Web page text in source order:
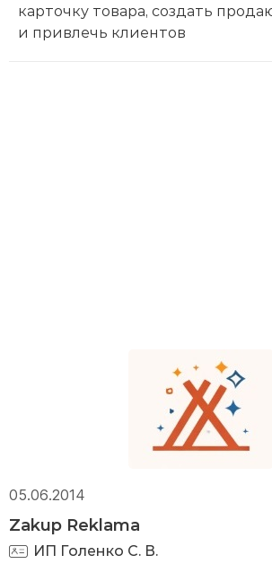
карточку товара, создать
и привлечь клиентов
05.06.2014
Zakup Reklama
ИП Голенко С. В.